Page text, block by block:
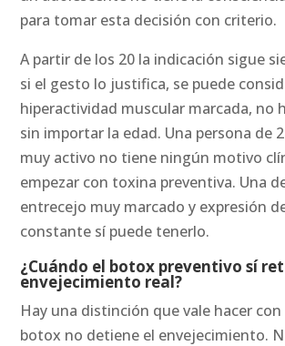
para tomar esta decisión con criterio.
A partir de los 20 la indicación sigue
si el gesto lo justifica, se puede
hiperactividad muscular marcada, no
sin importar la edad. Una persona de
muy activo no tiene ningún motivo
empezar con toxina preventiva. Una
entrecejo muy marcado y expresión
constante sí puede tenerlo.
¿Cuándo el botox preventivo sí
envejecimiento real?
Hay una distinción que vale hacer
botox no detiene el envejecimiento.